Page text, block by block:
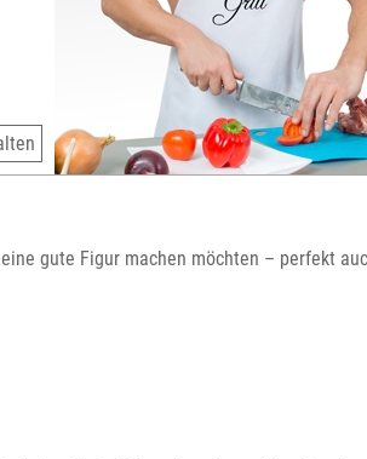
gute Figur machen möchten – perfekt